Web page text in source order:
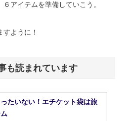
アイテムを準備していこう。
すように！
も読まれています
たいない！エチケット袋は旅